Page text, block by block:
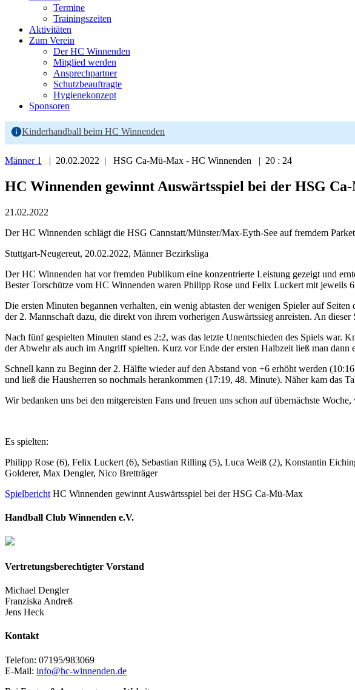
Termine
Trainingszeiten
Aktivitäten
Zum Verein
Der HC Winnenden
Mitglied werden
Ansprechpartner
Schutzbeauftragte
Hygienekonzept
Sponsoren
Kinderhandball beim HC Winnenden
Männer 1 | 20.02.2022 | HSG Ca-Mü-Max - HC Winnenden | 20 : 24
HC Winnenden gewinnt Auswärtsspiel bei der HSG
21.02.2022
Der HC Winnenden schlägt die HSG Cannstatt/Münster/Max-Eyth-See auf fremdem
Stuttgart-Neugereut, 20.02.2022, Männer Bezirksliga
Der HC Winnenden hat vor fremden Publikum eine konzentrierte Leistung gezeigt und
Bester Torschütze vom HC Winnenden waren Philipp Rose und Felix Luckert mit jeweils
Die ersten Minuten begannen verhalten, ein wenig abtasten der wenigen Spieler auf
der 2. Mannschaft dazu, die direkt von ihrem vorherigen Auswärtssieg anreisten. An
Nach fünf gespielten Minuten stand es 2:2, was das letzte Unentschieden des Spiels
der Abwehr als auch im Angriff spielten. Kurz vor Ende der ersten Halbzeit ließ man dann
Schnell kann zu Beginn der 2. Hälfte wieder auf den Abstand von +6 erhöht werden
und ließ die Hausherren so nochmals herankommen (17:19, 48. Minute). Näher kam das
Wir bedanken uns bei den mitgereisten Fans und freuen uns schon auf übernächste
Es spielten:
Philipp Rose (6), Felix Luckert (6), Sebastian Rilling (5), Luca Weiß (2), Konstantin
Golderer, Max Dengler, Nico Bretträger
Spielbericht HC Winnenden gewinnt Auswärtsspiel bei der HSG Ca-Mü-Max
Handball Club Winnenden e.V.
Vertretungsberechtigter Vorstand
Michael Dengler
Franziska Andreß
Jens Heck
Kontakt
Telefon: 07195/983069
E-Mail: info@hc-winnenden.de